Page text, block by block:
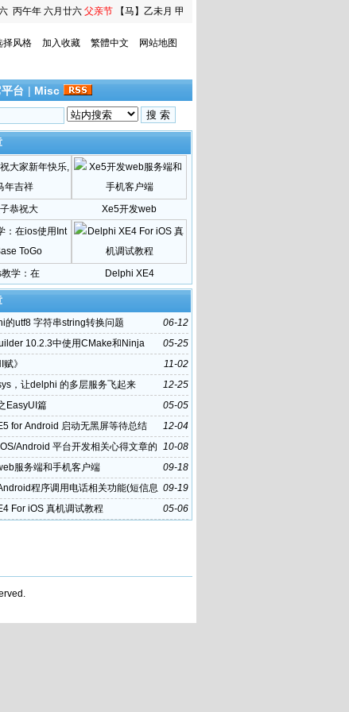
丙午年 六月廿六 父亲节
【马】乙未月 甲
择风格 加入收藏 繁體中文 网站地图
台 | Misc
恭祝大 Xe5开发web
学：在 Delphi XE4
06-12
的utf8 字符串string转换问题
05-25
10.2.3中使用CMake和Ninja
11-02
赋》
12-25
，让delphi 的多层服务飞起来
05-05
EasyUI篇
12-04
for Android 启动无黑屏等待总结
10-08
Android 平台开发相关心得文章的
09-18
服务端和手机客户端
09-19
程序调用电话相关功能(短信息
05-06
For iOS 真机调试教程